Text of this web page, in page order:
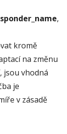
,
kromě
na změnu
jsou vhodná
je
v zásadě